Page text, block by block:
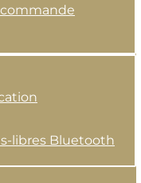
libres Bluetooth